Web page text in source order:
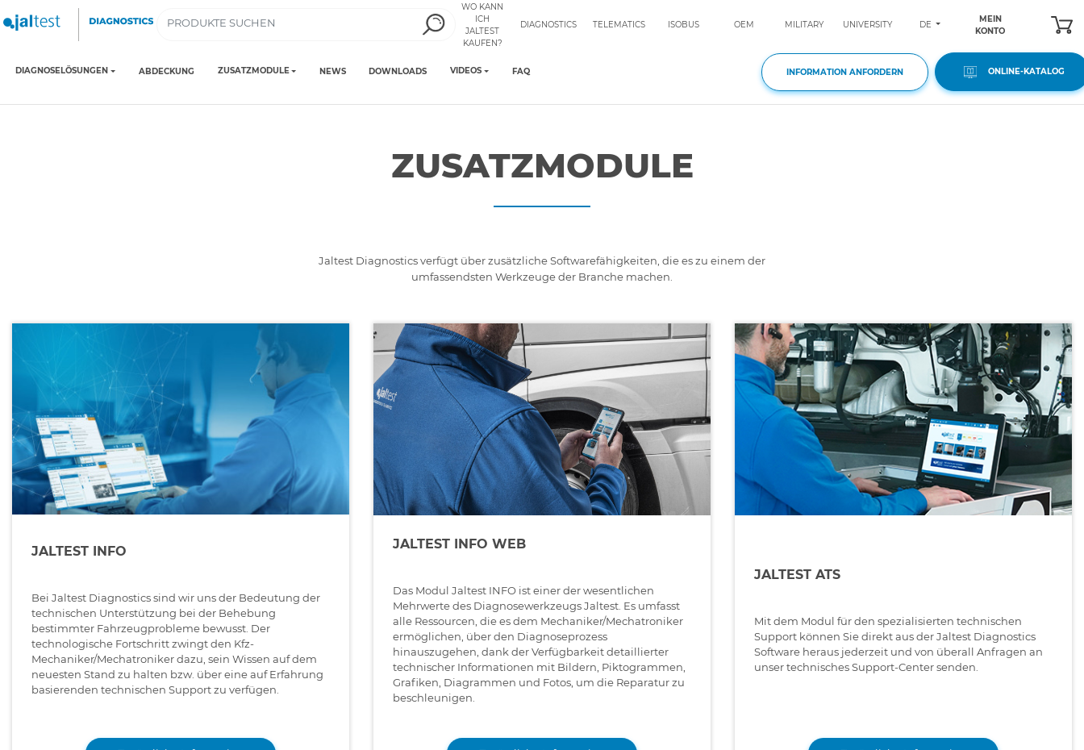
WO KANN
ICH
JALTEST
KAUFEN?
DIAGNOSTICS TELEMATICS ISOBUS OEM MILITARY UNIVERSITY DE
MEIN
KONTO
DIAGNOSELÖSUNGEN ABDECKUNG ZUSATZMODULE NEWS DOWNLOADS VIDEOS FAQ INFORMATION ANFORDERN ONLINE-KATALOG
ZUSATZMODULE
Jaltest Diagnostics verfügt über zusätzliche Softwarefähigkeiten, die es zu einem der
umfassendsten Werkzeuge der Branche machen.
JALTEST INFO
Bei Jaltest Diagnostics sind wir uns der Bedeutung der
technischen Unterstützung bei der Behebung
bestimmter Fahrzeugprobleme bewusst. Der
technologische Fortschritt zwingt den Kfz-
Mechaniker/Mechatroniker dazu, sein Wissen auf dem
neuesten Stand zu halten bzw. über eine auf Erfahrung
basierenden technischen Support zu verfügen.
JALTEST INFO WEB
Das Modul Jaltest INFO ist einer der wesentlichen
Mehrwerte des Diagnosewerkzeugs Jaltest. Es umfasst
alle Ressourcen, die es dem Mechaniker/Mechatroniker
ermöglichen, über den Diagnoseprozess
hinauszugehen, dank der Verfügbarkeit detaillierter
technischer Informationen mit Bildern, Piktogrammen,
Grafiken, Diagrammen und Fotos, um die Reparatur zu
beschleunigen.
JALTEST ATS
Mit dem Modul für den spezialisierten technischen
Support können Sie direkt aus der Jaltest Diagnostics
Software heraus jederzeit und von überall Anfragen an
unser technisches Support-Center senden.